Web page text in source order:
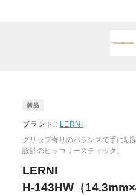
ブランド : LERNI
グリップ寄りのバランスで手に馴
設計のヒッコリースティック。
LERNI
H-143HW（